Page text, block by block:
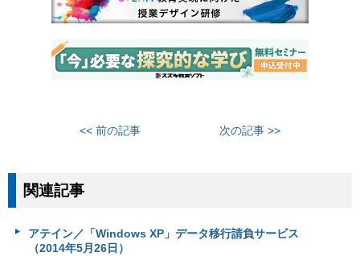
<< 前の記事 次の記事 >>
関連記事
アテイン／「Windows XP」データ移行請負サービス
（2014年5月26日）